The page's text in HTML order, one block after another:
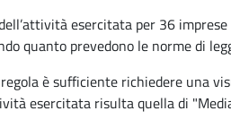
esercitata per 36
quanto prevedono le norme di
è sufficiente richiedere una
esercitata risulta quella di